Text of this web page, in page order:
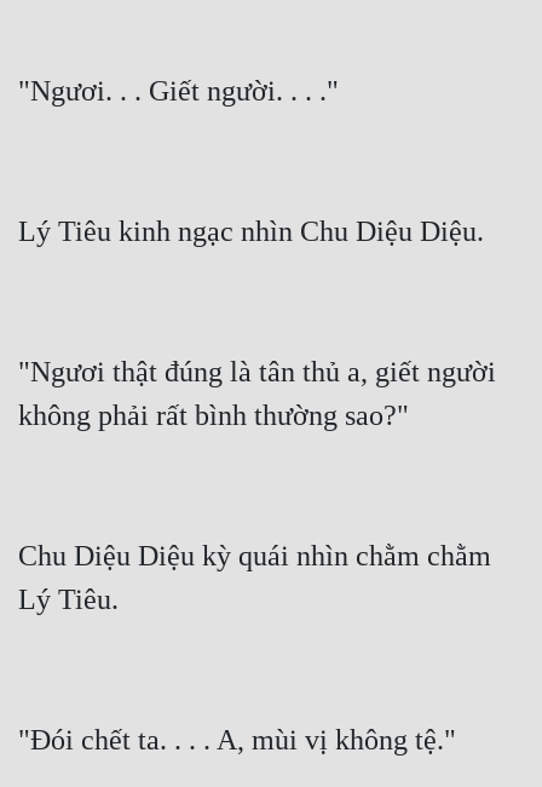
"Ngươi. . . Giết người. . . ."
Lý Tiêu kinh ngạc nhìn Chu Diệu Diệu.
"Ngươi thật đúng là tân thủ a, giết người
không phải rất bình thường sao?"
Chu Diệu Diệu kỳ quái nhìn chằm chằm
Lý Tiêu.
"Đói chết ta. . . . A, mùi vị không tệ."